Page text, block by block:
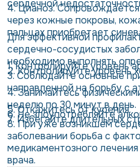
сердечной
4. Цианоз.
через кожные покровы,
пальцах приобретает
Для эффективной
сердечно-сосудистых
необходимо выполнять
1. Контролируйте уровень
2. Контролируйте уровень
3. Соблюдайте основные
направленной на борьбу с
4. Занимайтесь
неделю по 30 минут в день.
5. Откажитесь от курения.
6. Не злоупотребляйте
7. Избегайте длительных
8. При уже возникшем
заболевании борьба с
медикаментозного
врача.